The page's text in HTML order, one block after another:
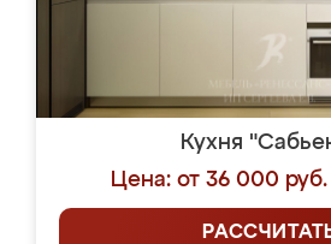
Кухня
Цена: от 36 000